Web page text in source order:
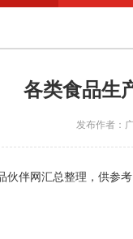
各类食品生
发布作者：
伙伴网汇总整理，供参